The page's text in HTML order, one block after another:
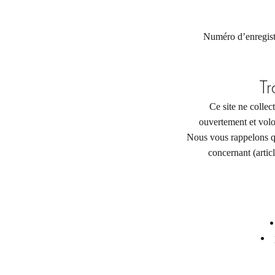
Numéro
Ce site ne
ouvertement et
Nous vous rappelons
concernant